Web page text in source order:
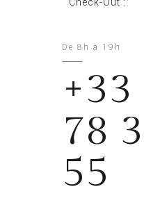
De 8h à 19h
+33
78
55